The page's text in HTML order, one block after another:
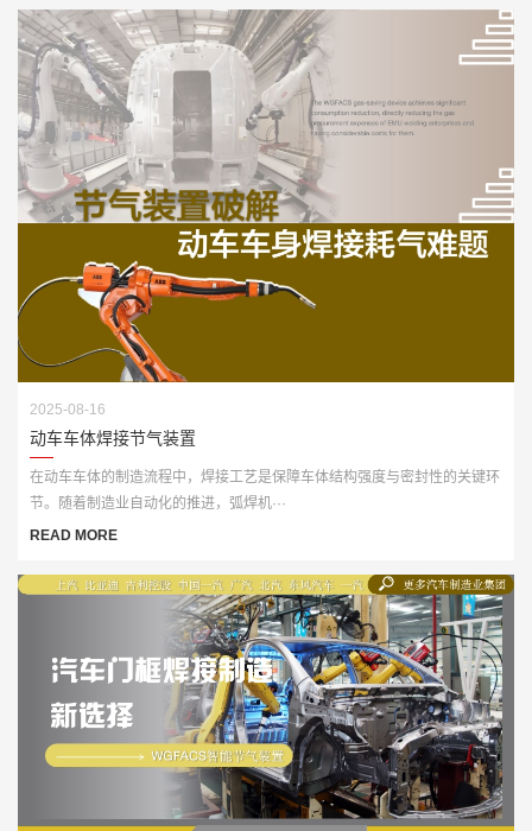
2025-08-16
动车车体焊接节气装置
在动车车体的制造流程中，焊接工艺是保障车体结构强度与密封性的关键环
节。随着制造业自动化的推进，弧焊机···
READ MORE